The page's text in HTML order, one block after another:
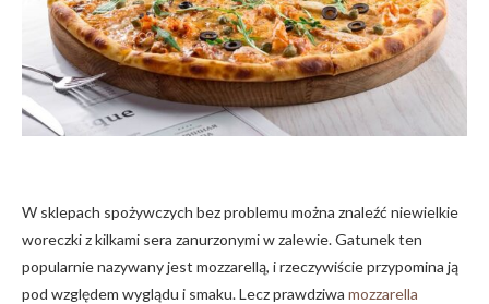
W sklepach spożywczych bez problemu można znaleźć niewielkie
woreczki z kilkami sera zanurzonymi w zalewie. Gatunek ten
popularnie nazywany jest mozzarellą, i rzeczywiście przypomina ją
pod względem wyglądu i smaku. Lecz prawdziwa mozzarella